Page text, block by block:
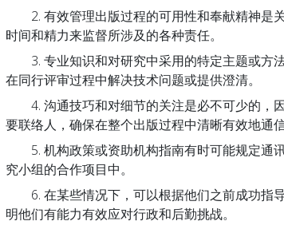
2. 有效管理出版过程的可用性和奉献精神是
时间和精力来监督所涉及的各种责任。
3. 专业知识和对研究中采用的特定主题或方
在同行评审过程中解决技术问题或提供澄清。
4. 沟通技巧和对细节的关注是必不可少的，
要联络人，确保在整个出版过程中清晰有效地通信
5. 机构政策或资助机构指南有时可能规定通
究小组的合作项目中。
6. 在某些情况下，可以根据他们之前成功指
明他们有能力有效应对行政和后勤挑战。